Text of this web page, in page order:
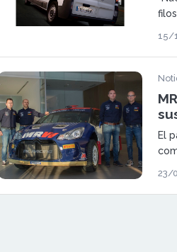
15/
El
23/